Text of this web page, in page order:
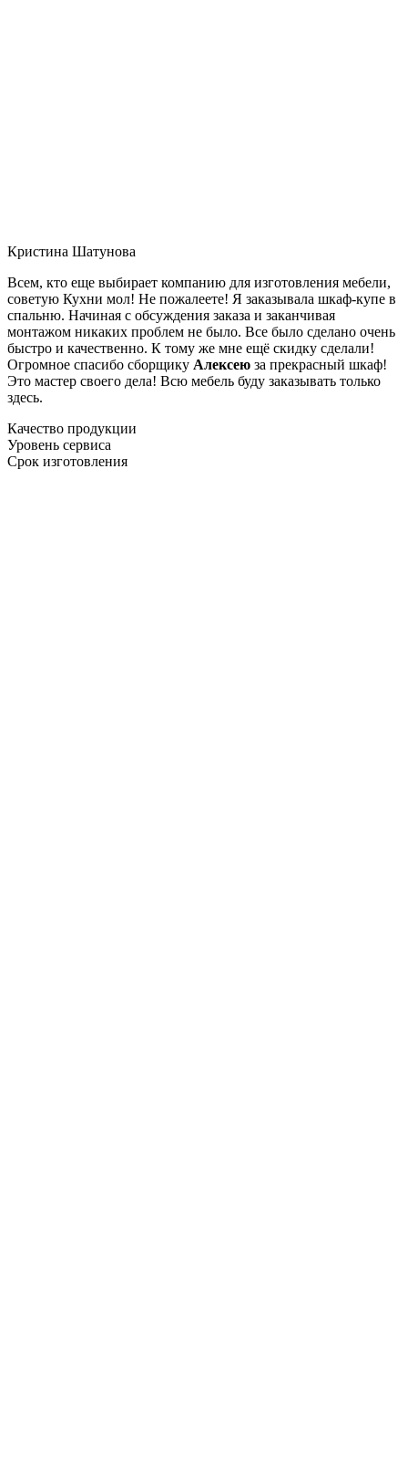
Кристина Шатунова
Всем, кто еще выбирает компанию для изготовления мебели,
советую Кухни мол! Не пожалеете! Я заказывала шкаф-купе в
спальню. Начиная с обсуждения заказа и заканчивая
монтажом никаких проблем не было. Все было сделано очень
быстро и качественно. К тому же мне ещё скидку сделали!
Огромное спасибо сборщику Алексею за прекрасный шкаф!
Это мастер своего дела! Всю мебель буду заказывать только
здесь.
Качество продукции
Уровень сервиса
Срок изготовления